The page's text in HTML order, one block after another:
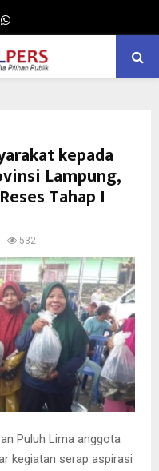
Whatsapp
kepada
Lampung,
Tahap I
532
Puluh Lima anggota
kegiatan serap aspirasi